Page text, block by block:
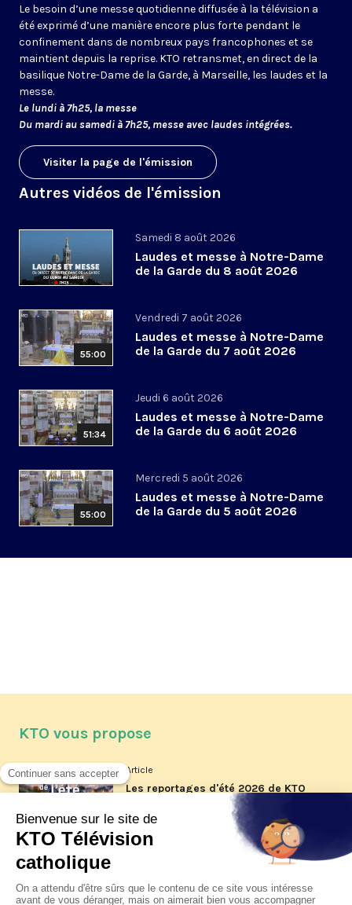
Le besoin d’une messe quotidienne diffusée à la télévision a
été exprimé d’une manière encore plus forte pendant le
confinement dans de nombreux pays francophones et se
maintient depuis la reprise. KTO retransmet, en direct de la
basilique Notre-Dame de la Garde, à Marseille, les laudes et la
messe.
Le lundi à 7h25, la messe
Du mardi au samedi à 7h25, messe avec laudes intégrées.
Visiter la page de l'émission
Autres vidéos de l'émission
Samedi 8 août 2026
Laudes et messe à Notre-Dame
de la Garde du 8 août 2026
55:00
Vendredi 7 août 2026
Laudes et messe à Notre-Dame
de la Garde du 7 août 2026
51:34
Jeudi 6 août 2026
Laudes et messe à Notre-Dame
de la Garde du 6 août 2026
55:00
Mercredi 5 août 2026
Laudes et messe à Notre-Dame
de la Garde du 5 août 2026
KTO vous propose
Article
Les reportages d'été 2026 de KTO
Article
La visite pastorale du pape Léon
jeudi 6 août